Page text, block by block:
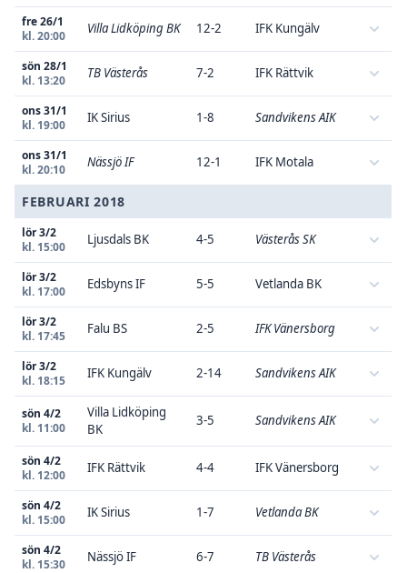
fre 26/1
kl. 20:00
Villa Lidköping BK 12-2 IFK Kungälv
sön 28/1
kl. 13:20
TB Västerås 7-2 IFK Rättvik
ons 31/1
kl. 19:00
IK Sirius 1-8 Sandvikens AIK
ons 31/1
kl. 20:10
Nässjö IF 12-1 IFK Motala
FEBRUARI 2018
lör 3/2
kl. 15:00
Ljusdals BK 4-5 Västerås SK
lör 3/2
kl. 17:00
Edsbyns IF 5-5 Vetlanda BK
lör 3/2
kl. 17:45
Falu BS 2-5 IFK Vänersborg
lör 3/2
kl. 18:15
IFK Kungälv 2-14 Sandvikens AIK
sön 4/2
kl. 11:00
Villa Lidköping
BK
3-5 Sandvikens AIK
sön 4/2
kl. 12:00
IFK Rättvik 4-4 IFK Vänersborg
sön 4/2
kl. 15:00
IK Sirius 1-7 Vetlanda BK
sön 4/2
kl. 15:30
Nässjö IF 6-7 TB Västerås